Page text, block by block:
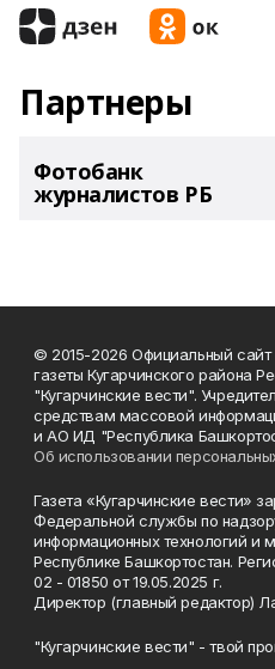
Партнеры
Фотобанк
журналистов РБ
© 2015-2026 Официальный сайт
газеты Кугарчинского района
"Кугарчинские вести".
средствам массовой
и АО ИД "Республика
Об использовании
Газета «Кугарчинские вести»
Федеральной службы по
информационных технологий и
Республике Башкортостан.
02 - 01850 от 19.05.2025 г.
Директор (главный редактор)
"Кугарчинские вести" - твой